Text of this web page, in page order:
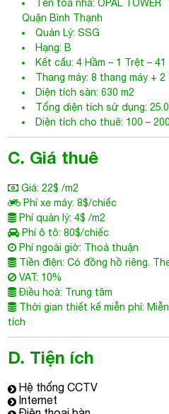
C. Giá thuê
Giá: 22$ /m2
Phí xe máy: 8$/chiếc
Phí quản lý: 4$ /m2
Phí ô tô: 80$/chiếc
Phí ngoài giờ: Thoả thuận
Tiền điện: Có đồng hồ riêng.
VAT: 10%
Thời gian thiết kế miễn phí:
D. Tiện ích
Hệ thống CCTV
Internet
Điện thoại bàn
Lễ tân khối văn phòng
Bảo vệ 24/7
Hầm đậu xe (xe máy và ô tô)
Thang thoát hiểm
Hệ thống PCCC
E. Thông tin tòa nhà